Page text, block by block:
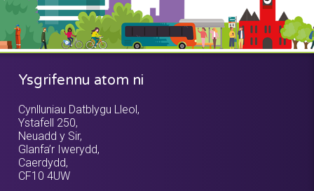
Ysgrifennu atom ni
Cynlluniau Datblygu Lleol,
Ystafell 250,
Neuadd y Sir,
Glanfa’r Iwerydd,
Caerdydd,
CF10 4UW